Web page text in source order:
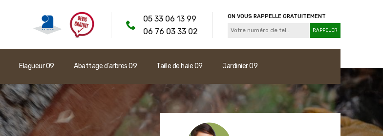
05 33 06 13 99
06 76 03 33 02
ON VOUS RAPPELLE GRATUITEMENT
Elagueur 09 Abattage d'arbres 09 Taille de haie 09 Jardinier 09